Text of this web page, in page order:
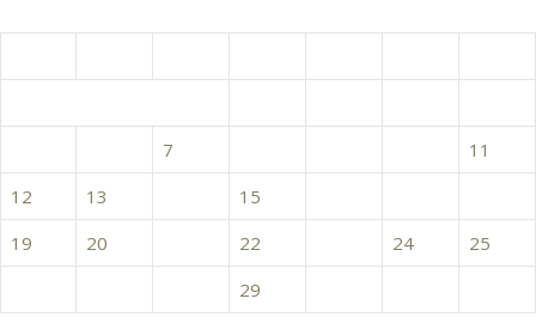
7
11
12
13 15
19
20 22 24
25
29